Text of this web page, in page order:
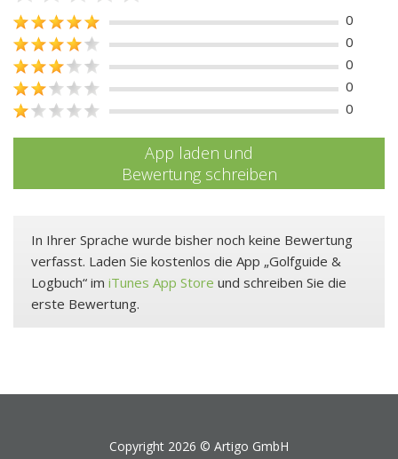
0
0
0
0
0
App laden und
Bewertung schreiben
In Ihrer Sprache wurde bisher noch keine Bewertung
verfasst. Laden Sie kostenlos die App „Golfguide &
Logbuch“ im iTunes App Store und schreiben Sie die
erste Bewertung.
Copyright 2026 © Artigo GmbH